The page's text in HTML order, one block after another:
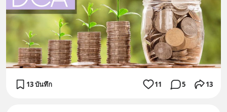
13 บันทึก 11 5 13